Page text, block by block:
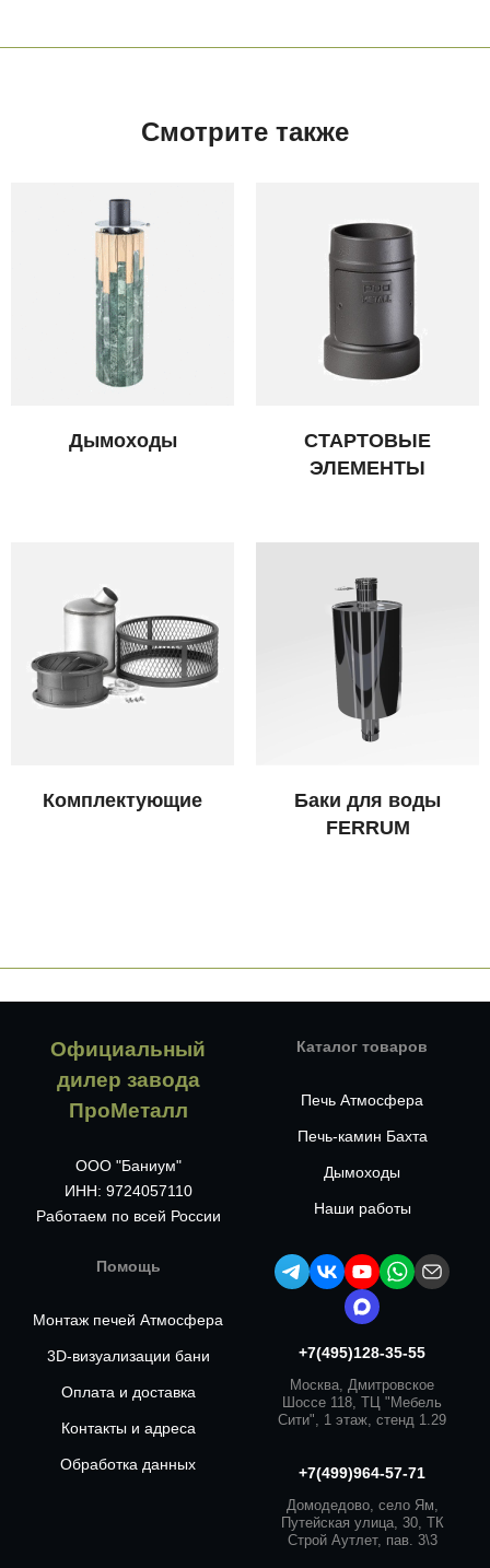
Смотрите также
Дымоходы
СТАРТОВЫЕ
ЭЛЕМЕНТЫ
Комплектующие
Баки для воды
FERRUM
Официальный
дилер завода
ПроМеталл
ООО "Баниум"
ИНН: 9724057110
Работаем по всей России
Каталог товаров
Печь Атмосфера
Печь-камин Бахта
Дымоходы
Наши работы
Помощь
Монтаж печей Атмосфера
3D-визуализации бани
Оплата и доставка
Контакты и адреса
Обработка данных
+7(495)128-35-55
Москва, Дмитровское
Шоссе 118, ТЦ "Мебель
Сити", 1 этаж, стенд 1.29
+7(499)964-57-71
Домодедово, село Ям,
Путейская улица, 30, ТК
Строй Аутлет, пав. 3\3